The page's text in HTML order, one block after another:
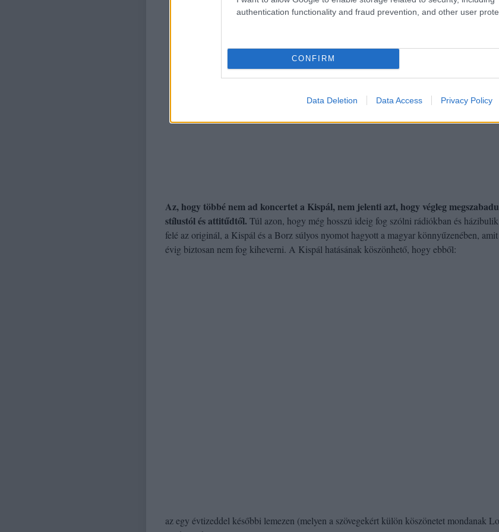
authentication functionality and fraud prevention, and other user
CONFIRM
Data Deletion Data Access Privacy Policy
Az, hogy többé nem ad koncertet a Kispál, nem jelenti azt, hogy végleg
stílustól és attitűdtől. Túl azon, hogy még hosszú ideig fog szólni rádiókban és
felé az originál, a Kispál és a Borz súlyos nyomot hagyott a magyar könnyűzenében,
évig biztosan nem fog kiheverni. A Kispál hatásának köszönhető, hogy ebből:
az egy évtizeddel későbbi lemezen (melyen a szövegekért külön köszönetet mondanak